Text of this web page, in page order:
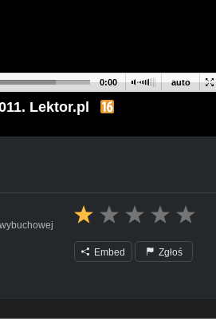
auto
0:00
Lektor.pl
Embed
Zgłoś